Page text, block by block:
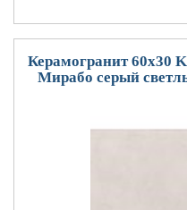
Керамогранит 60x30
Мирабо серый